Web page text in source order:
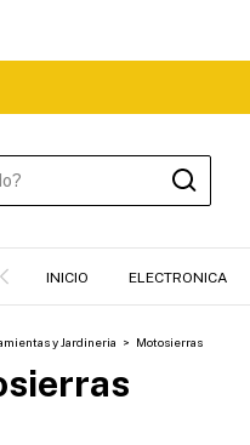
INICIO ELECTRONICA
y Jardineria > Motosierras